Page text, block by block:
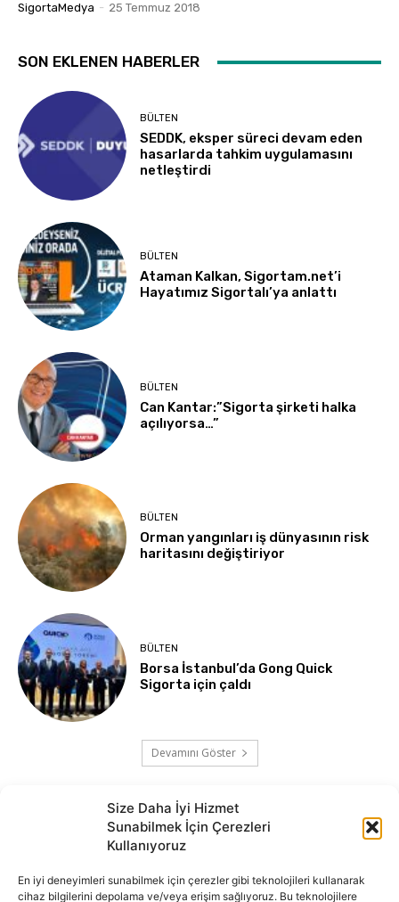
Size Daha İyi Hizmet
Sunabilmek İçin Çerezleri
Kullanıyoruz
En iyi deneyimleri sunabilmek için çerezler gibi teknolojileri kullanarak
cihaz bilgilerini depolama ve/veya erişim sağlıyoruz. Bu teknolojilere
SigortaMedya - 25 Temmuz 2018
SON EKLENEN HABERLER
BÜLTEN
SEDDK, eksper süreci devam eden
hasarlarda tahkim uygulamasını
netleştirdi
BÜLTEN
Ataman Kalkan, Sigortam.net’i
Hayatımız Sigortalı’ya anlattı
BÜLTEN
Can Kantar:”Sigorta şirketi halka
açılıyorsa…”
BÜLTEN
Orman yangınları iş dünyasının risk
haritasını değiştiriyor
BÜLTEN
Borsa İstanbul’da Gong Quick
Sigorta için çaldı
Devamını Göster